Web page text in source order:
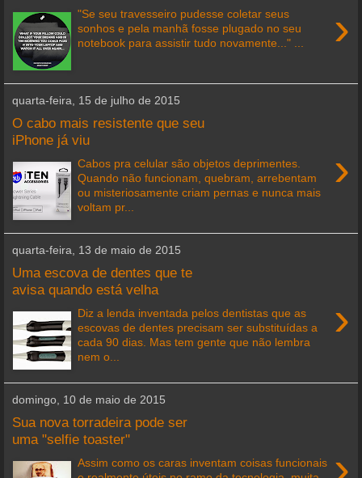
›
"Se seu travesseiro pudesse coletar seus
sonhos e pela manhã fosse plugado no seu
notebook para assistir tudo novamente..." ...
quarta-feira, 15 de julho de 2015
O cabo mais resistente que seu
iPhone já viu
›
Cabos pra celular são objetos deprimentes.
Quando não funcionam, quebram, arrebentam
ou misteriosamente criam pernas e nunca mais
voltam pr...
quarta-feira, 13 de maio de 2015
Uma escova de dentes que te
avisa quando está velha
›
Diz a lenda inventada pelos dentistas que as
escovas de dentes precisam ser substituídas a
cada 90 dias. Mas tem gente que não lembra
nem o...
domingo, 10 de maio de 2015
Sua nova torradeira pode ser
uma "selfie toaster"
Assim como os caras inventam coisas funcionais